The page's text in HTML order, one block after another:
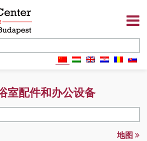
室配件和办公设备
地图